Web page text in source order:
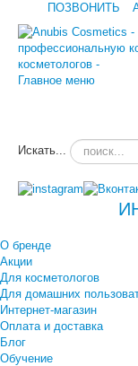
ПОЗВОНИТЬ
Главное меню
Искать...
О бренде
Акции
Для косметологов
Для домашних
Интернет-магазин
Оплата и доставка
Блог
Обучение